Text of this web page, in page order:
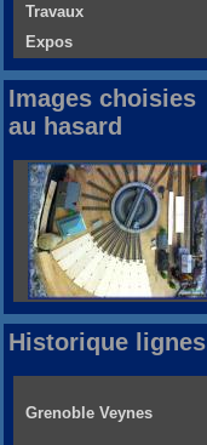
Travaux
Expos
Images choisies
au hasard
Historique lignes
Grenoble Veynes